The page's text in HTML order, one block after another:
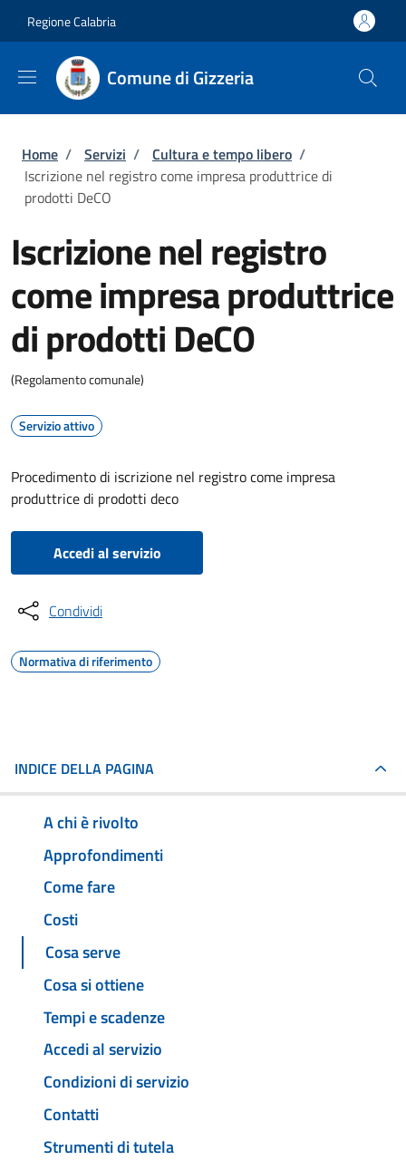
Regione Calabria
Comune di Gizzeria
Briciole di pane
Home / Servizi / Cultura e tempo libero /
Iscrizione nel registro come impresa produttrice di
prodotti DeCO
Iscrizione nel registro
come impresa produttrice
di prodotti DeCO
(Regolamento comunale)
Servizio attivo
Procedimento di iscrizione nel registro come impresa
produttrice di prodotti deco
Accedi al servizio
Condividi
Normativa di riferimento
INDICE DELLA PAGINA
A chi è rivolto
Approfondimenti
Come fare
Costi
Cosa serve
Cosa si ottiene
Tempi e scadenze
Accedi al servizio
Condizioni di servizio
Contatti
Strumenti di tutela